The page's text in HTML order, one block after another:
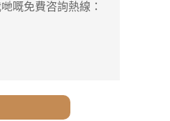
嘅免費咨詢熱線：